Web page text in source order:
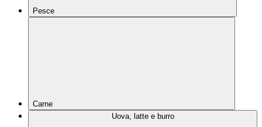
Pesce
Carne
Uova, latte e burro